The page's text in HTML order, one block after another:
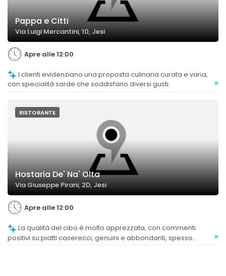
Pappa e Citti
Via Luigi Mercantini, 10, Jesi
Apre alle 12:00
con specialità sarde che soddisfano diversi gusti.
»
RISTORANTE
Hostaria De' Na' Olta
Via Giuseppe Pirani, 2D, Jesi
Apre alle 12:00
positivi su piatti caserecci, genuini e abbondanti, spesso
»